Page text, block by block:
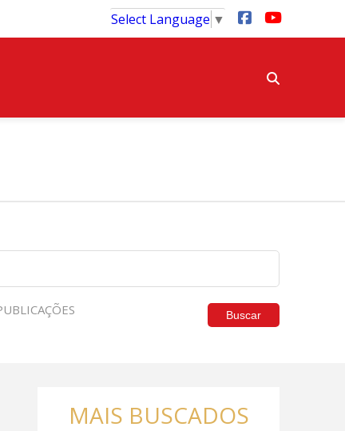
Select Language ▼
Buscar
MAIS BUSCADOS